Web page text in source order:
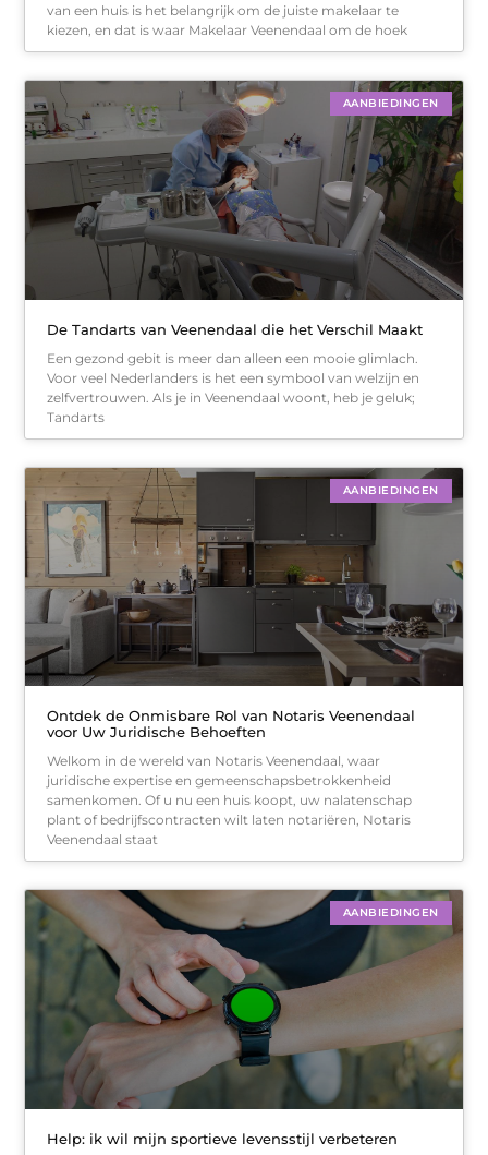
van een huis is het belangrijk om de juiste makelaar te
kiezen, en dat is waar Makelaar Veenendaal om de hoek
AANBIEDINGEN
De Tandarts van Veenendaal die het Verschil Maakt
Een gezond gebit is meer dan alleen een mooie glimlach.
Voor veel Nederlanders is het een symbool van welzijn en
zelfvertrouwen. Als je in Veenendaal woont, heb je geluk;
Tandarts
AANBIEDINGEN
Ontdek de Onmisbare Rol van Notaris Veenendaal
voor Uw Juridische Behoeften
Welkom in de wereld van Notaris Veenendaal, waar
juridische expertise en gemeenschapsbetrokkenheid
samenkomen. Of u nu een huis koopt, uw nalatenschap
plant of bedrijfscontracten wilt laten notariëren, Notaris
Veenendaal staat
AANBIEDINGEN
Help: ik wil mijn sportieve levensstijl verbeteren